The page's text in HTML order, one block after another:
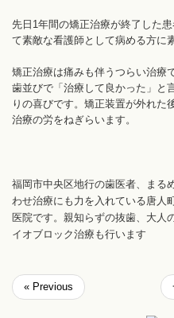
先日1年間の矯正治療が終了した
て素敵な看護師として病める方に
矯正治療は痛みも伴うつらい治療
歯並びで「治療して良かった」と
りの喜びです。矯正装置が外れた
治療の労をねぎらいます。
福岡市中央区地行の歯医者、まる
わせ治療にも力を入れている唐人
医院です。親知らずの抜歯、大人
イオブロック治療も行います
« Previous